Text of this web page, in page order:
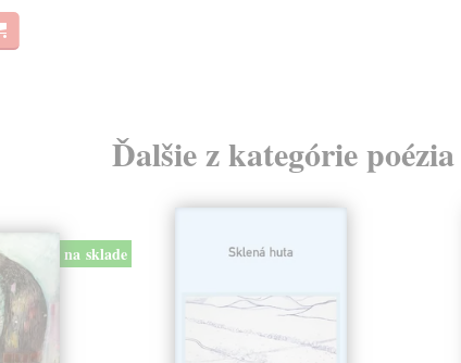
Ďalšie z kategórie poézia
na sklade